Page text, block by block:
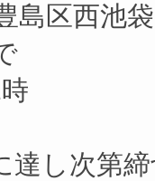
島区西池
達し次第